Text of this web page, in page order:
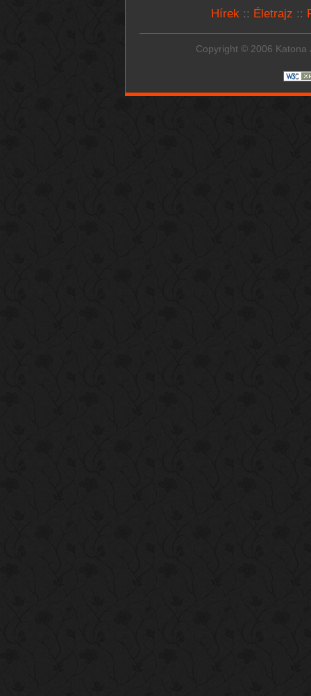
Hírek:: Életrajz ::
Copyright © 2006 Katona